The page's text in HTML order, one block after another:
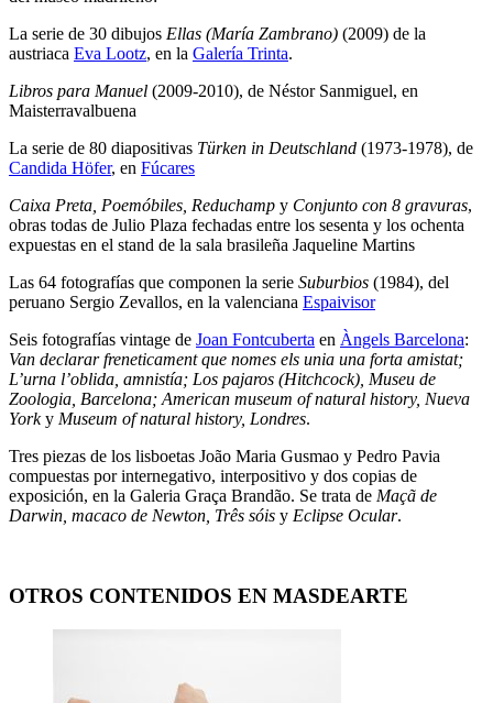
La serie de 30 dibujos Ellas (María Zambrano) (2009) de la
austriaca Eva Lootz, en la Galería Trinta.
Libros para Manuel (2009-2010), de Néstor Sanmiguel, en
Maisterravalbuena
La serie de 80 diapositivas Türken in Deutschland (1973‐1978), de
Candida Höfer, en Fúcares
Caixa Preta, Poemóbiles, Reduchamp y Conjunto con 8 gravuras,
obras todas de Julio Plaza fechadas entre los sesenta y los ochenta
expuestas en el stand de la sala brasileña Jaqueline Martins
Las 64 fotografías que componen la serie Suburbios (1984), del
peruano Sergio Zevallos, en la valenciana Espaivisor
Seis fotografías vintage de Joan Fontcuberta en Àngels Barcelona:
Van declarar freneticament que nomes els unia una forta amistat;
L’urna l’oblida, amnistía; Los pajaros (Hitchcock), Museu de
Zoologia, Barcelona; American museum of natural history, Nueva
Yorky Museum of natural history, Londres.
Tres piezas de los lisboetas João Maria Gusmao y Pedro Pavia
compuestas por internegativo, interpositivo y dos copias de
exposición, en la Galeria Graça Brandão. Se trata de Maçã de
Darwin, macaco de Newton, Três sóis y Eclipse Ocular.
OTROS CONTENIDOS EN MASDEARTE